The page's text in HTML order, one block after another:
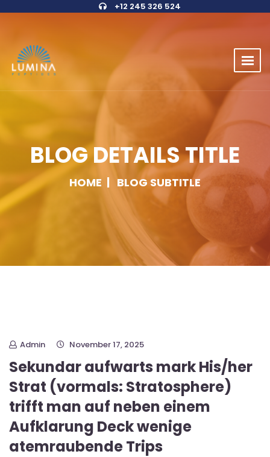
+12 245 326 524
BLOG DETAILS TITLE
HOME BLOG SUBTITLE
Admin November 17, 2025
Sekundar aufwarts mark His/her
Strat (vormals: Stratosphere)
trifft man auf neben einem
Aufklarung Deck wenige
atemraubende Trips